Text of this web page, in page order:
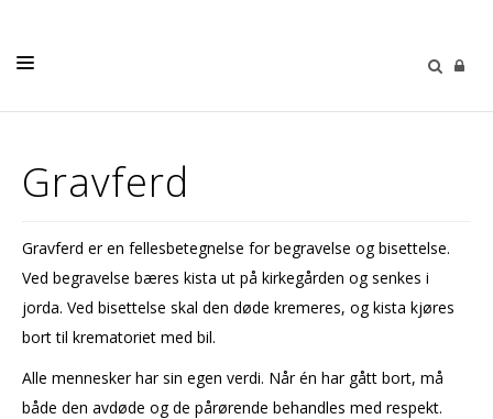
GRAVFERD
Gravferd
Gravferd er en fellesbetegnelse for begravelse og bisettelse.
Ved begravelse bæres kista ut på kirkegården og senkes i
jorda. Ved bisettelse skal den døde kremeres, og kista kjøres
bort til krematoriet med bil.
Alle mennesker har sin egen verdi. Når én har gått bort, må
både den avdøde og de pårørende behandles med respekt.